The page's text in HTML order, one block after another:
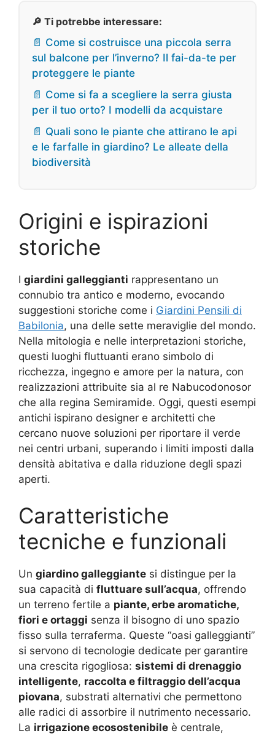
🔎 Ti potrebbe interessare:
📄 Come si costruisce una piccola serra
sul balcone per l’inverno? Il fai-da-te per
proteggere le piante
📄 Come si fa a scegliere la serra giusta
per il tuo orto? I modelli da acquistare
📄 Quali sono le piante che attirano le api
e le farfalle in giardino? Le alleate della
biodiversità
Origini e ispirazioni
storiche
I giardini galleggianti rappresentano un
connubio tra antico e moderno, evocando
suggestioni storiche come i Giardini Pensili di
Babilonia, una delle sette meraviglie del mondo.
Nella mitologia e nelle interpretazioni storiche,
questi luoghi fluttuanti erano simbolo di
ricchezza, ingegno e amore per la natura, con
realizzazioni attribuite sia al re Nabucodonosor
che alla regina Semiramide. Oggi, questi esempi
antichi ispirano designer e architetti che
cercano nuove soluzioni per riportare il verde
nei centri urbani, superando i limiti imposti dalla
densità abitativa e dalla riduzione degli spazi
aperti.
Caratteristiche
tecniche e funzionali
Un giardino galleggiante si distingue per la
sua capacità di fluttuare sull’acqua, offrendo
un terreno fertile a piante, erbe aromatiche,
fiori e ortaggi senza il bisogno di uno spazio
fisso sulla terraferma. Queste “oasi galleggianti”
si servono di tecnologie dedicate per garantire
una crescita rigogliosa: sistemi di drenaggio
intelligente, raccolta e filtraggio dell’acqua
piovana, substrati alternativi che permettono
alle radici di assorbire il nutrimento necessario.
La irrigazione ecosostenibile è centrale,